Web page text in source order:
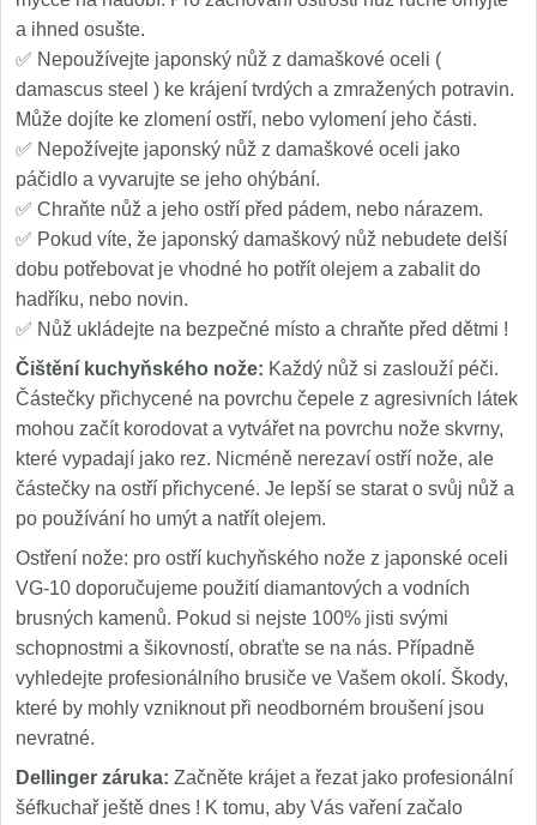
a ihned osušte.
✅ Nepoužívejte japonský nůž z damaškové oceli (
damascus steel ) ke krájení tvrdých a zmražených potravin.
Může dojíte ke zlomení ostří, nebo vylomení jeho části.
✅ Nepožívejte japonský nůž z damaškové oceli jako
páčidlo a vyvarujte se jeho ohýbání.
✅ Chraňte nůž a jeho ostří před pádem, nebo nárazem.
✅ Pokud víte, že japonský damaškový nůž nebudete delší
dobu potřebovat je vhodné ho potřít olejem a zabalit do
hadříku, nebo novin.
✅ Nůž ukládejte na bezpečné místo a chraňte před dětmi !
Čištění kuchyňského nože: Každý nůž si zaslouží péči.
Částečky přichycené na povrchu čepele z agresivních látek
mohou začít korodovat a vytvářet na povrchu nože skvrny,
které vypadají jako rez. Nicméně nerezaví ostří nože, ale
částečky na ostří přichycené. Je lepší se starat o svůj nůž a
po používání ho umýt a natřít olejem.
Ostření nože: pro ostří kuchyňského nože z japonské oceli
VG-10 doporučujeme použití diamantových a vodních
brusných kamenů. Pokud si nejste 100% jisti svými
schopnostmi a šikovností, obraťte se na nás. Případně
vyhledejte profesionálního brusiče ve Vašem okolí. Škody,
které by mohly vzniknout při neodborném broušení jsou
nevratné.
Dellinger záruka: Začněte krájet a řezat jako profesionální
šéfkuchař ještě dnes ! K tomu, aby Vás vaření začalo